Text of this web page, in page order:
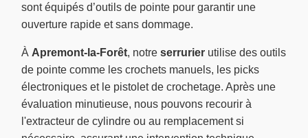
sont équipés d’outils de pointe pour garantir une
ouverture rapide et sans dommage.
À Apremont-la-Forêt, notre serrurier utilise des outils
de pointe comme les crochets manuels, les picks
électroniques et le pistolet de crochetage. Après une
évaluation minutieuse, nous pouvons recourir à
l'extracteur de cylindre ou au remplacement si